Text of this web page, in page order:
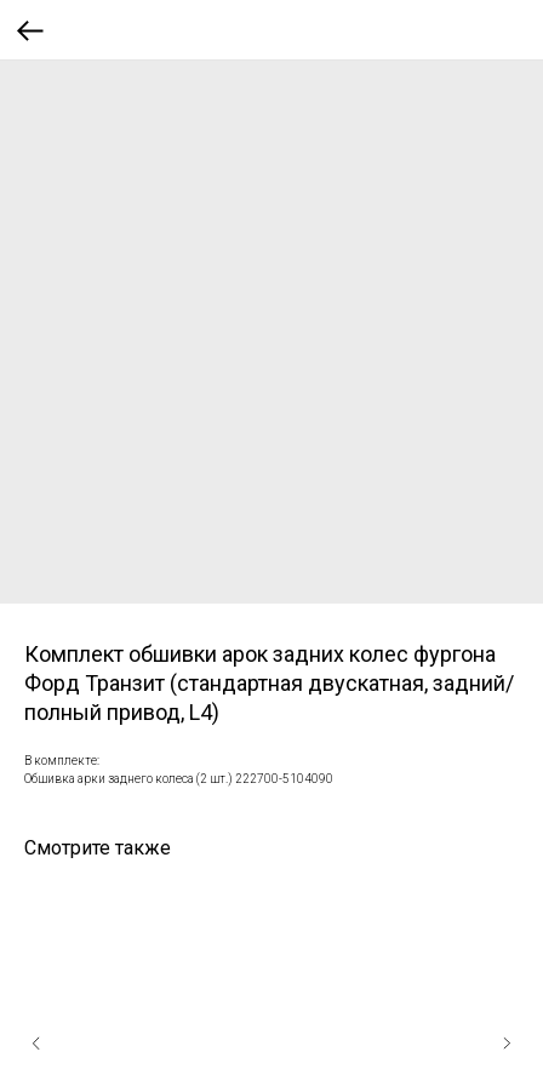
Комплект обшивки арок задних колес фургона
Форд Транзит (стандартная двускатная, задний/
полный привод, L4)
В комплекте:
Обшивка арки заднего колеса (2 шт.) 222700-5104090
Смотрите также